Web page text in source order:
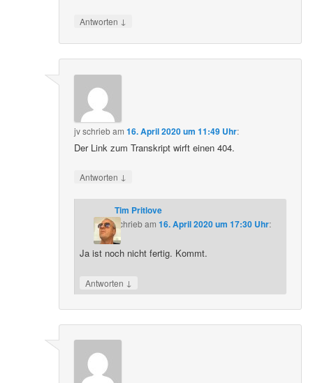
Antworten ↓
jvschriebam16. April 2020 um 11:49 Uhr:
Der Link zum Transkript wirft einen 404.
Antworten ↓
Tim Pritlove
schriebam 16. April 2020 um 17:30 Uhr:
Ja ist noch nicht fertig. Kommt.
Antworten ↓